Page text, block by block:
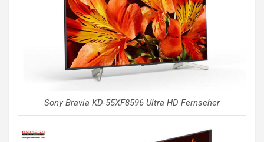
Sony Bravia KD-55XF8596 Ultra HD Fernseher